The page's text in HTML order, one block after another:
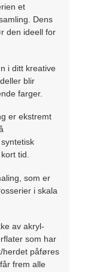
et
Dens
den ideell for
i ditt kreative
blir
farger.
er ekstremt
tid.
som er
i skala
av akryl-
som har
herdet påføres
frem alle